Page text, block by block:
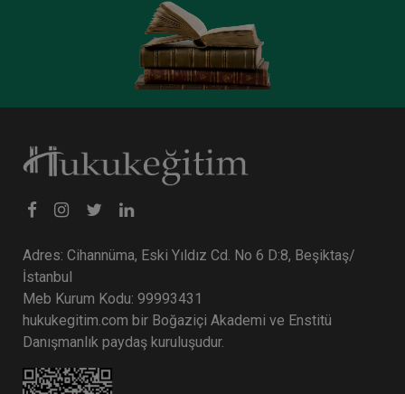
İşçilik Alacakları ve Tazminatları - 1 - III. İş
Hukuku Kongresi - VII. Oturum
Adres: Cihannüma, Eski Yıldız Cd. No 6 D:8, Beşiktaş/
İstanbul
Meb Kurum Kodu: 99993431
hukukegitim.com bir Boğaziçi Akademi ve Enstitü
Danışmanlık paydaş kuruluşudur.